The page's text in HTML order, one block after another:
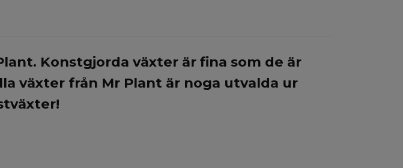
Konstgjorda växter är fina som de är
växter från Mr Plant är noga utvalda ur